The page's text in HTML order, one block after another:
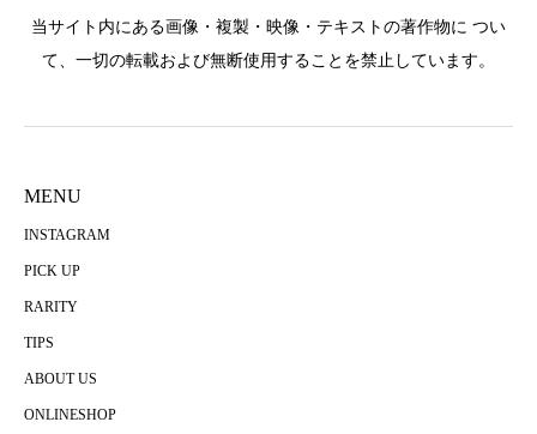
当サイト内にある画像・複製・映像・テキストの著作物に つい
て、一切の転載および無断使用することを禁止しています。
MENU
INSTAGRAM
PICK UP
RARITY
TIPS
ABOUT US
ONLINESHOP